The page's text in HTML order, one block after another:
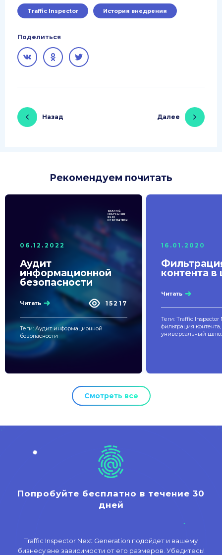
Traffic Inspector История внедрения
Поделиться
Назад Далее
Рекомендуем почитать
06.12.2022
Аудит
информационной
безопасности
Читать 15217
Теги: Аудит информационной
безопасности
16.01.2020
контента в
Читать
Теги: Traffic Inspector
фильтрация
универсальный
Смотреть все
Попробуйте бесплатно в течение 30
дней
Traffic Inspector Next Generation подойдет и вашему
бизнесу вне зависимости от его размеров. Убедитесь!